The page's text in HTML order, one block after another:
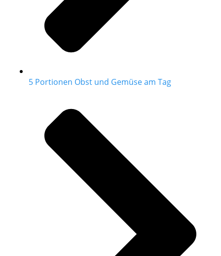
5 Portionen Obst und Gemüse am Tag